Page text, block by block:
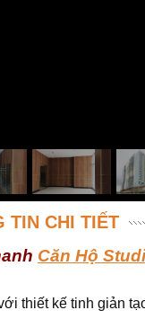
TIN CHI TIẾT
Căn Hộ
thiết kế tinh giản